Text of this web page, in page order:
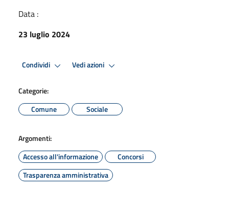
Data :
23 luglio 2024
Condividi Vedi azioni
Categorie:
Comune
Sociale
Argomenti:
Accesso all'informazione
Concorsi
Trasparenza amministrativa